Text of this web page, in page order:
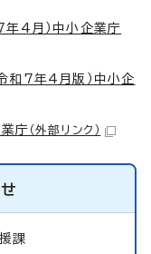
年4月）中小企業庁
和7年4月版）中小企
庁 （外部リンク）
課